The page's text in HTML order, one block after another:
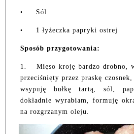
• Sól
• 1 łyżeczka papryki ostrej
Sposób przygotowania:
1.
Mięso kroję bardzo drobno,
przeciśnięty przez praskę
wsypuję bułkę tartą, sól,
dokładnie wyrabiam, formuję
na rozgrzanym oleju.